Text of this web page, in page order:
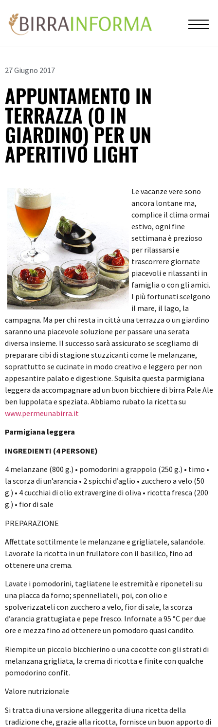
27 Giugno 2017
APPUNTAMENTO IN
TERRAZZA (O IN
GIARDINO) PER UN
APERITIVO LIGHT
Le vacanze vere sono
ancora lontane ma,
complice il clima ormai
estivo, ogni fine
settimana è prezioso
per rilassarsi e
trascorrere giornate
piacevoli e rilassanti in
famiglia o con gli amici.
I più fortunati scelgono
il mare, il lago, la
campagna. Ma per chi resta in città una terrazza o un giardino
saranno una piacevole soluzione per passare una serata
diversa insieme. Il successo sarà assicurato se scegliamo di
preparare cibi di stagione stuzzicanti come le melanzane,
soprattutto se cucinate in modo creativo e leggero per non
appesantire palato e digestione. Squisita questa parmigiana
leggera da accompagnare ad un buon bicchiere di birra Pale Ale
ben luppolata e speziata. Abbiamo rubato la ricetta su
www.permeunabirra.it
Parmigiana leggera
INGREDIENTI (4 PERSONE)
4 melanzane (800 g.) • pomodorini a grappolo (250 g.) • timo •
la scorza di un’arancia • 2 spicchi d’aglio • zucchero a velo (50
g.) • 4 cucchiai di olio extravergine di oliva • ricotta fresca (200
g.) • fior di sale
PREPARAZIONE
Affettate sottilmente le melanzane e grigliatele, salandole.
Lavorate la ricotta in un frullatore con il basilico, fino ad
ottenere una crema.
Lavate i pomodorini, tagliatene le estremità e riponeteli su
una placca da forno; spennellateli, poi, con olio e
spolverizzateli con zucchero a velo, fior di sale, la scorza
d’arancia grattugiata e pepe fresco. Infornate a 95 °C per due
ore e mezza fino ad ottenere un pomodoro quasi candito.
Riempite un piccolo bicchierino o una cocotte con gli strati di
melanzana grigliata, la crema di ricotta e finite con qualche
pomodorino confit.
Valore nutrizionale
Si tratta di una versione alleggerita di una ricetta della
tradizione che, grazie alla ricotta, fornisce un buon apporto di